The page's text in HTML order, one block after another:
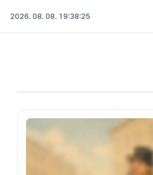
2026. 08. 08. 19:38:26